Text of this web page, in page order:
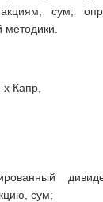
сум;
Дпи х
сум;